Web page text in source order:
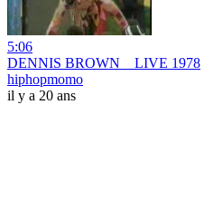
5:06
DENNIS BROWN _ LIVE 1978
hiphopmomo
il y a 20 ans